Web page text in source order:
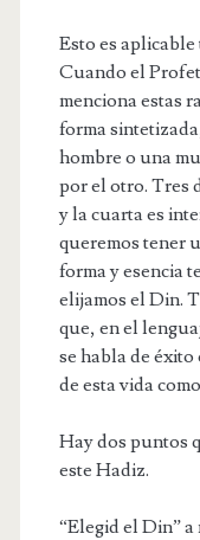
Esto es
Cuando el
menciona estas
forma
hombre o una
por el otro. Tres
y la cuarta es
queremos tener
forma y esencia
elijamos el Din.
que, en el
se habla de
de esta vida
Hay dos puntos
este Hadiz.
“Elegid el Din”